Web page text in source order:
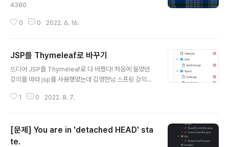
4380
0 0 2022. 6. 16.
JSP를 Thymeleaf로 바꾸기
드디어 JSP를 Thymeleaf로 다 바꿨다! 처음에 들었던
강의를 따라 jsp를 사용했었는데 김영한님 스프링 강의를
있다는 점과 jsp는 거의 사용하지 않는 추세여서 바꿔야겠
면서 에러페이지만 엄청봤다. th를 하나씩 빠뜨리기도하고
문법을 잘 몰랐던 부분도 있어서 생각보다 쉽지 않았다. 덕
1 0 2022. 8. 7.
[문제] You are in 'detached HEAD' sta
te.